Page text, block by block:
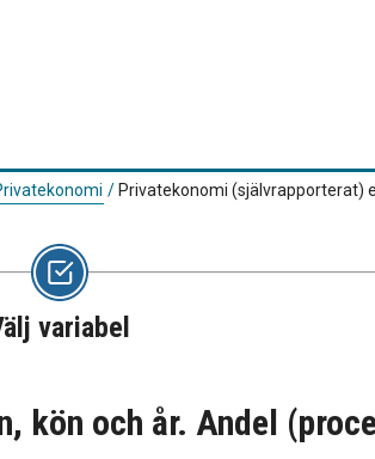
/ Privatekonomi (självrapporterat)
variabel
kön och år. Andel